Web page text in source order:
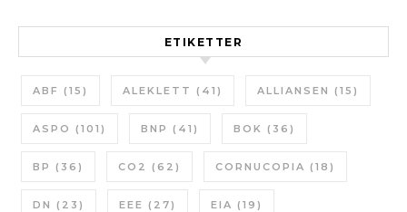
ETIKETTER
ABF (15) ALEKLETT (41) ALLIANSEN (15)
ASPO (101) BNP (41) BOK (36)
BP (36) CO2 (62) CORNUCOPIA (18)
DN (23) EEE (27) EIA (19)